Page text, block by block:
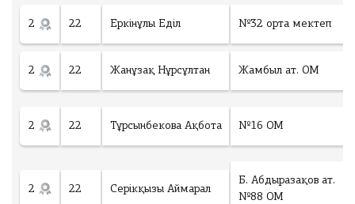
2 22 Еркінұлы Еділ №32 орта мектеп
2 22 Жанұзақ Нұрсұлтан Жамбыл ат. ОМ
2 22 Тұрсынбекова Ақбота №16 ОМ
2 22 Серікқызы Аймарал
Б. Абдыразақов ат.
№88 ОМ